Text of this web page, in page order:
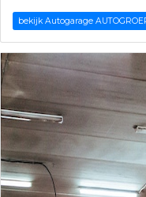
bekijk Autogarage